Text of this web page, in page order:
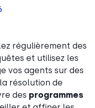
régulièrement des
et utilisez les
vos agents sur des
résolution de
des programmes